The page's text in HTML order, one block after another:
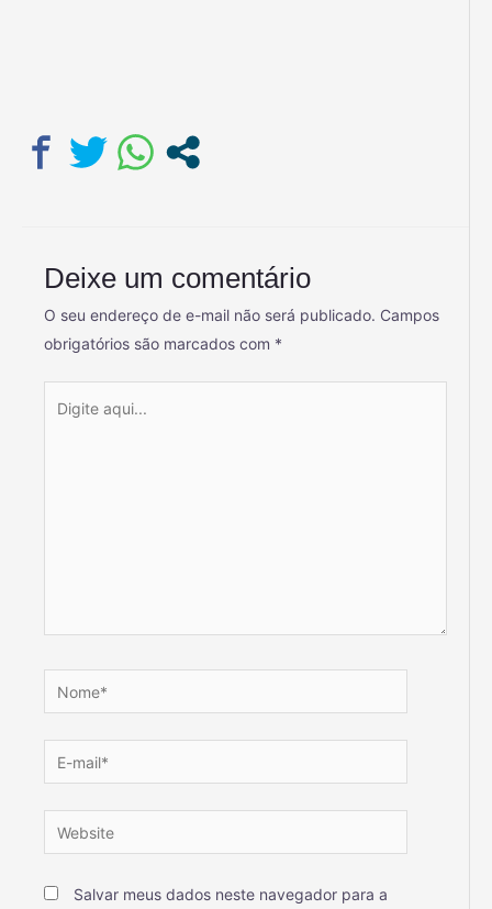
Deixe um comentário
O seu endereço de e-mail não será publicado. Campos
obrigatórios são marcados com *
Salvar meus dados neste navegador para a